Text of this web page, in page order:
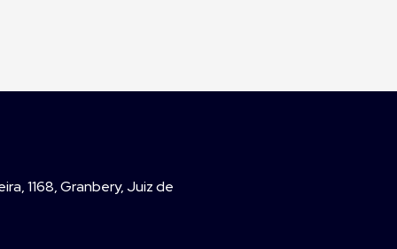
1168, Granbery, Juiz de